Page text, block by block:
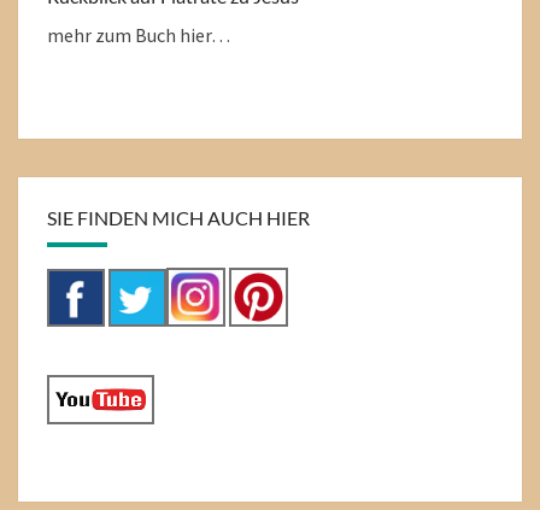
mehr zum Buch hier…
SIE FINDEN MICH AUCH HIER